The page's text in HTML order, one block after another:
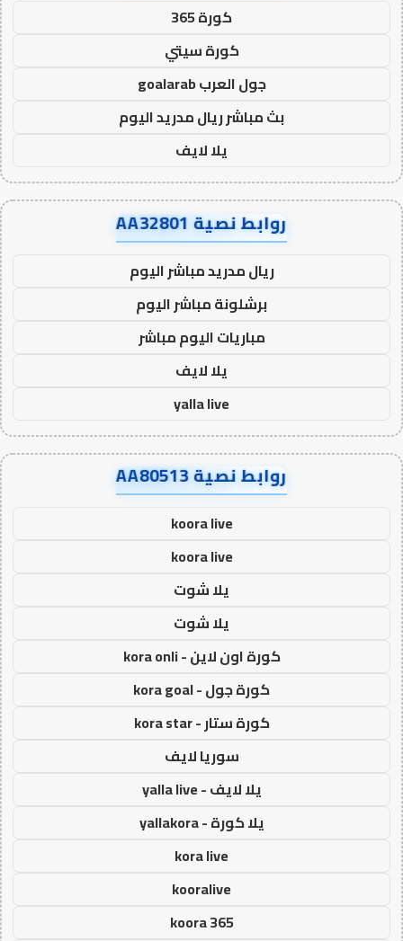
كورة 365
كورة سيتي
جول العرب goalarab
بث مباشر ريال مدريد اليوم
يلا لايف
روابط نصية AA32801
ريال مدريد مباشر اليوم
برشلونة مباشر اليوم
مباريات اليوم مباشر
يلا لايف
yalla live
روابط نصية AA80513
koora live
koora live
يلا شوت
يلا شوت
كورة اون لاين - kora onli
كورة جول - kora goal
كورة ستار - kora star
سوريا لايف
يلا لايف - yalla live
يلا كورة - yallakora
kora live
kooralive
koora 365